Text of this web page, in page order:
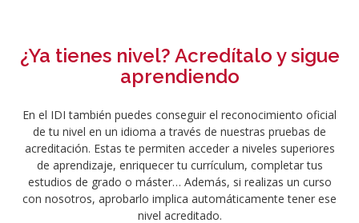
¿Ya tienes nivel? Acredítalo y sigue
aprendiendo
En el IDI también puedes conseguir el reconocimiento oficial
de tu nivel en un idioma a través de nuestras pruebas de
acreditación. Estas te permiten acceder a niveles superiores
de aprendizaje, enriquecer tu currículum, completar tus
estudios de grado o máster… Además, si realizas un curso
con nosotros, aprobarlo implica automáticamente tener ese
nivel acreditado.